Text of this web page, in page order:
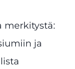
merkitystä:
ja